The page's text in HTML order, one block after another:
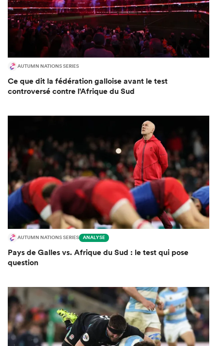
AUTUMN NATIONS SERIES
Ce que dit la fédération galloise avant le test
controversé contre l'Afrique du Sud
AUTUMN NATIONS SERIES ANALYSE
Pays de Galles vs. Afrique du Sud : le test qui pose
question